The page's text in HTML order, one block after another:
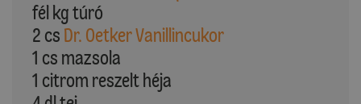
fél kg túró
2 cs Dr. Oetker Vanillincukor
1 cs mazsola
1 citrom reszelt héja